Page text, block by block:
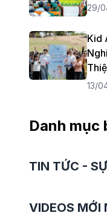
29/
Kid
13/
Danh mục
TIN TỨC -
VIDEOS MỚI